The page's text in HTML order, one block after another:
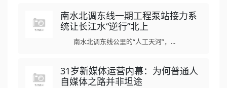
南水北调东线一期工程泵站接力系
统让长江水“逆行”北上
南水北调东线公里的“人工天河”，...
31岁新媒体运营内幕：为何普通人
自媒体之路并非坦途